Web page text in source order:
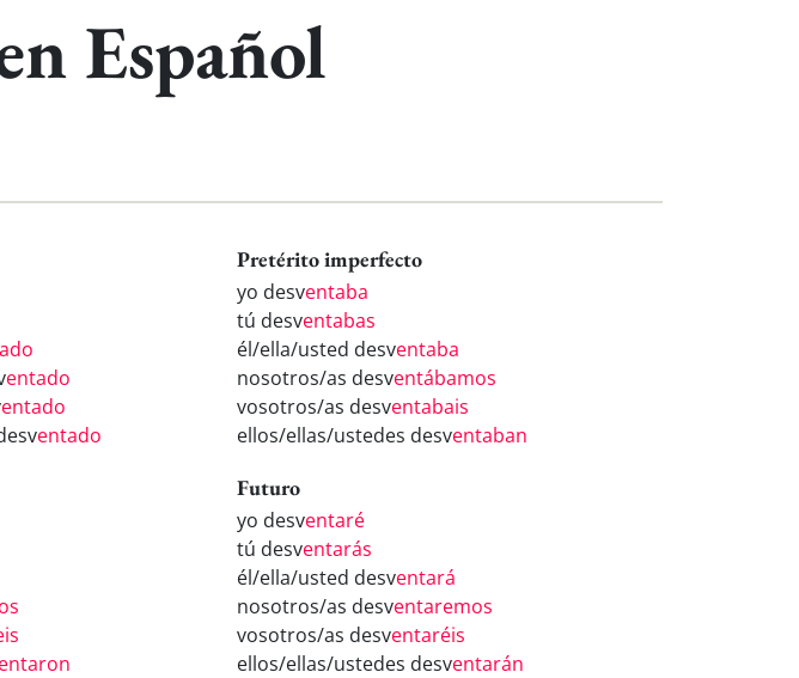
Español
entado
entado
entado
Pretérito imperfecto
yo desventaba
tú desventabas
él/ella/usted desventaba
nosotros/as desventábamos
vosotros/as desventabais
ellos/ellas/ustedes desventaban
entaron
Futuro
yo desventaré
tú desventarás
él/ella/usted desventará
nosotros/as desventaremos
vosotros/as desventaréis
ellos/ellas/ustedes desventarán